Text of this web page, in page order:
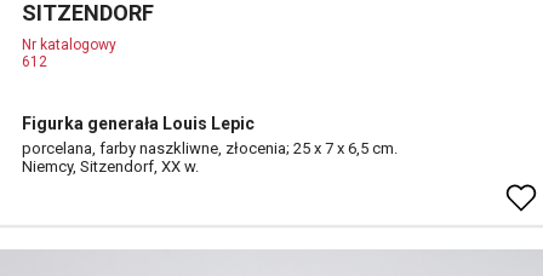
SITZENDORF
Nr katalogowy
612
Figurka generała Louis Lepic
porcelana, farby naszkliwne, złocenia; 25 x 7 x 6,5 cm.
Niemcy, Sitzendorf, XX w.